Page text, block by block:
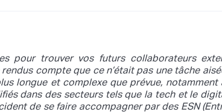
pour trouver vos futurs collaborateurs
compte que ce n’était pas une tâche
longue et complexe que prévue, notamment
dans des secteurs tels que la tech et le
de se faire accompagner par des ESN